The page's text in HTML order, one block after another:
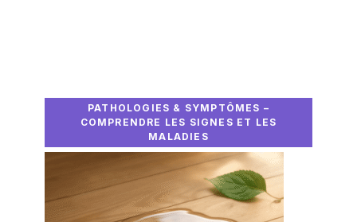
PATHOLOGIES & SYMPTÔMES –
COMPRENDRE LES SIGNES ET LES
MALADIES